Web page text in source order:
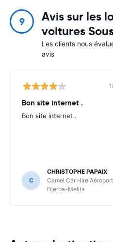
9
Avis sur les
voitures
Les clients nous
avis
Bon site internet .
Bon site internet .
C
CHRISTOPHE PAPAIX
Camel Car Hire
Djerba-Melita